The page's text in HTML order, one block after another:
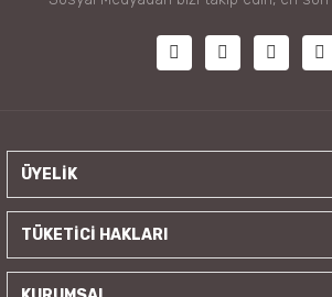
ÜYELİK
TÜKETİCİ HAKLARI